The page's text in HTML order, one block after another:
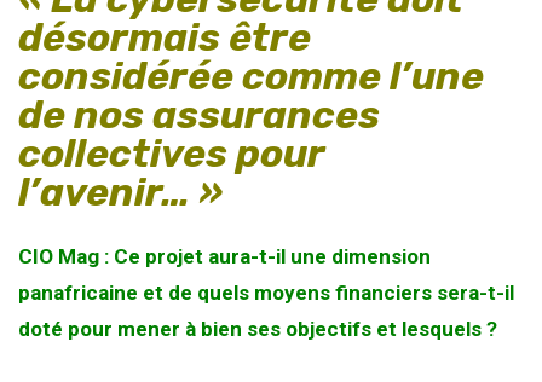
désormais être
considérée comme l’une
de nos assurances
collectives pour
l’avenir… »
CIO Mag : Ce projet aura-t-il une dimension
panafricaine et de quels moyens financiers sera-t-il
doté pour mener à bien ses objectifs et lesquels ?